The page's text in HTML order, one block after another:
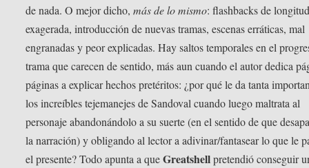
de nada. O mejor dicho,más de lo mismo: flashbacks de
exagerada, introducción de nuevas tramas, escenas erráticas, mal
engranadas y peor explicadas. Hay saltos temporales en el
trama que carecen de sentido, más aun cuando el autor dedica
páginas a explicar hechos pretéritos: ¿por qué le da tanta
los increíbles tejemanejes de Sandoval cuando luego maltrata al
personaje abandonándolo a su suerte (en el sentido de que
la narración) y obligando al lector a adivinar/fantasear lo que le
el presente? Todo apunta a queGreatshellpretendió conseguir